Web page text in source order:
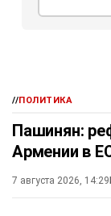
//ПОЛИТИКА
Пашинян:
Армении в
7 августа 2026, 14:29